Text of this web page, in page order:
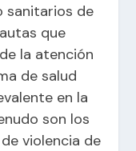
sanitarios de
que
la atención
de salud
en la
son los
violencia de